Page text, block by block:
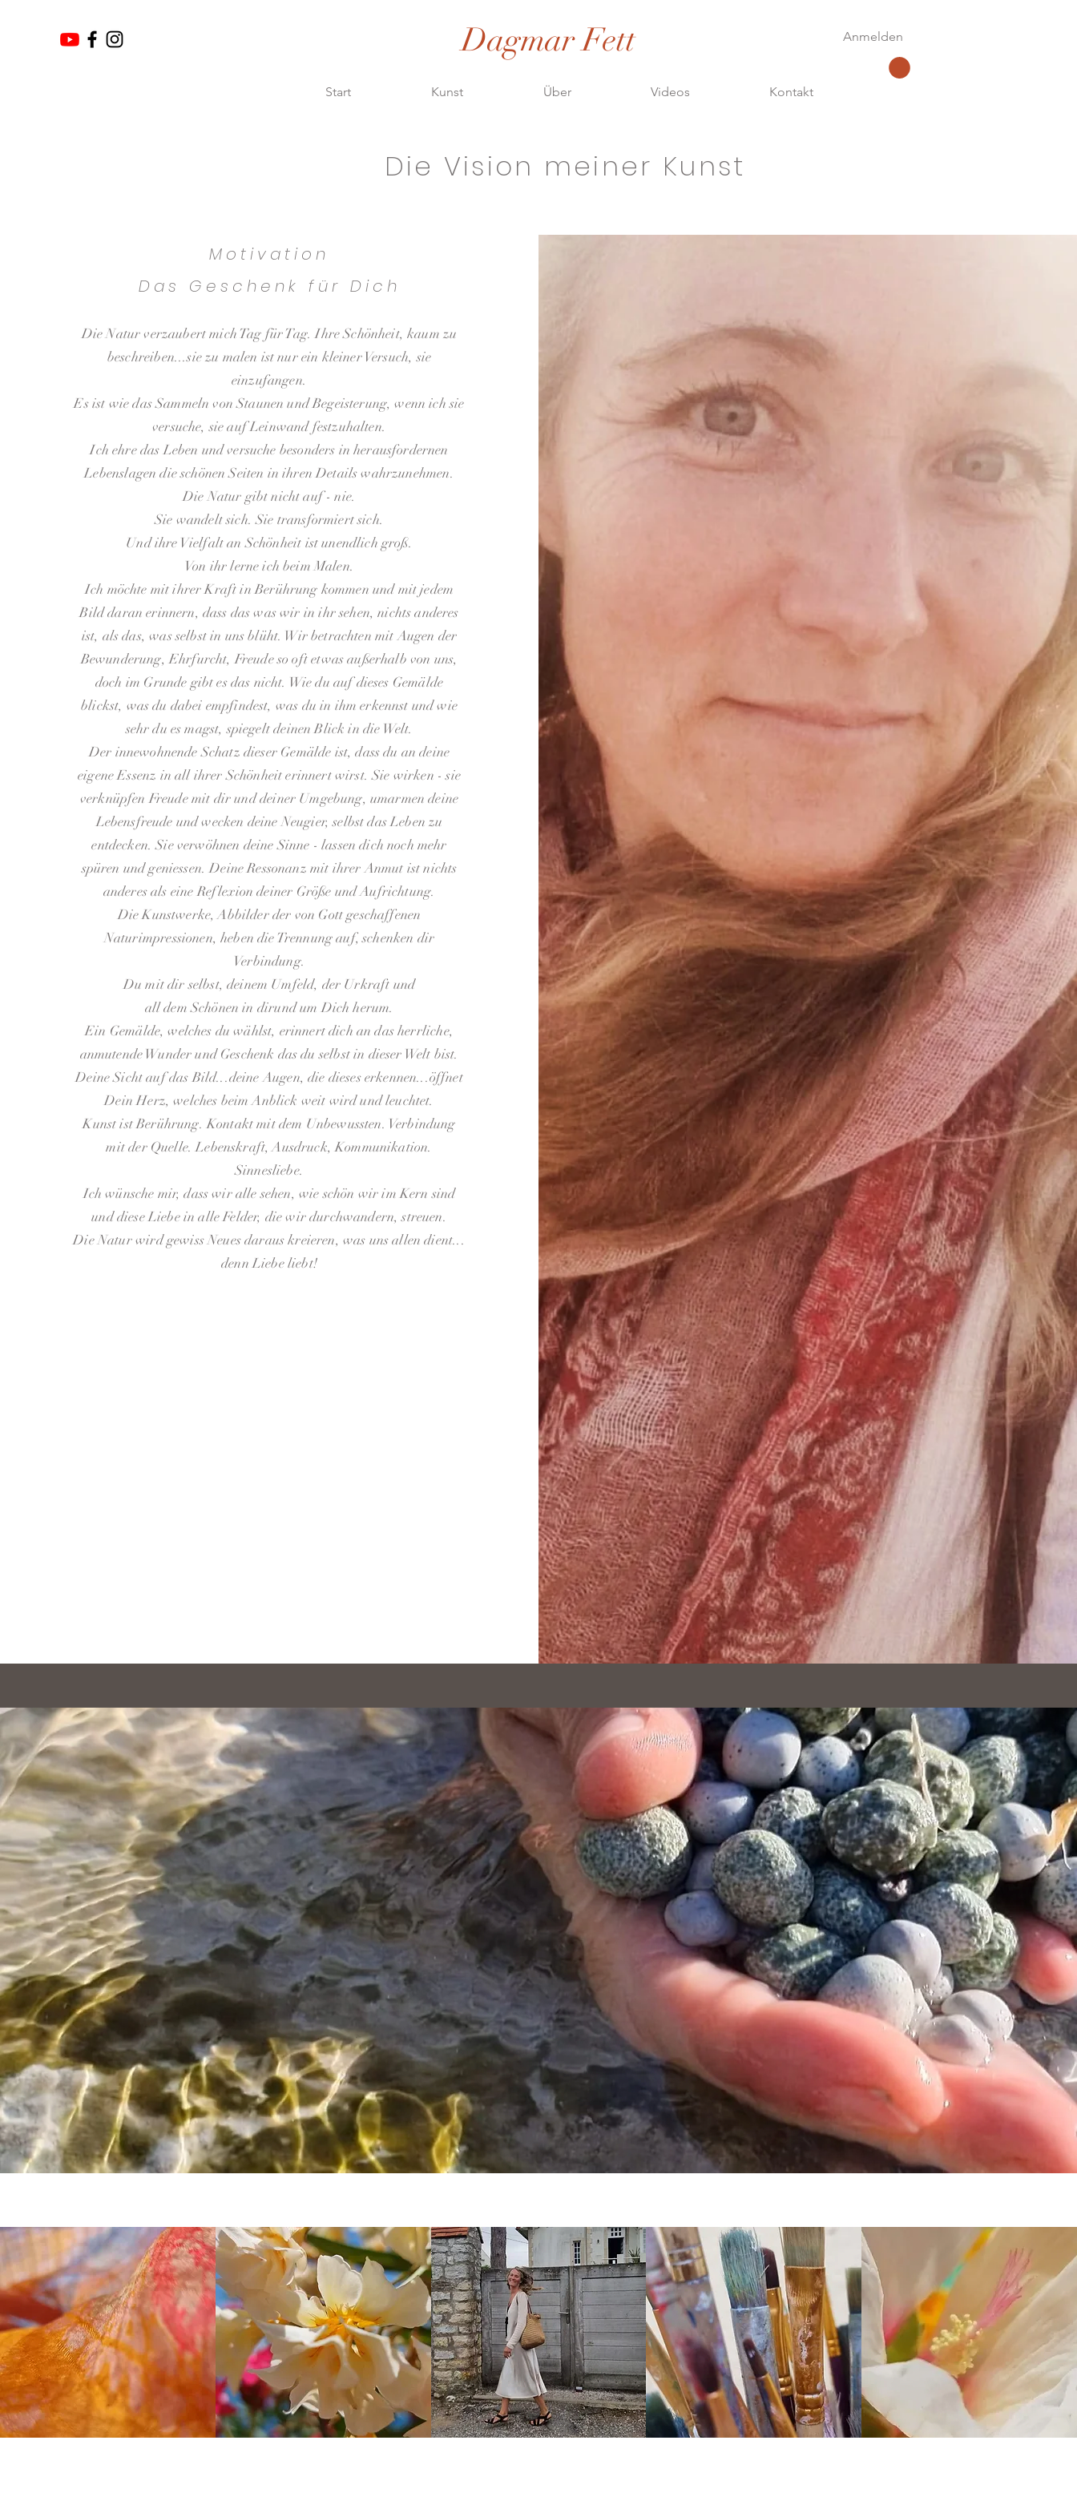
Dagmar Fett Anmelden
Start Kunst Über Videos Kontakt
Die Vision meiner Kunst
Motivation
Das Geschenk für Dich
Die Natur verzaubert mich Tag für Tag. Ihre Schönheit, kaum zu
beschreiben...sie zu malen ist nur ein kleiner Versuch, sie
einzufangen.
Es ist wie das Sammeln von Staunen und Begeisterung, wenn ich sie
versuche, sie auf Leinwand festzuhalten.
Ich ehre das Leben und versuche besonders in herausfordernen
Lebenslagen die schönen Seiten in ihren Details wahrzunehmen.
Die Natur gibt nicht auf - nie.
Sie wandelt sich. Sie transformiert sich.
Und ihre Vielfalt an Schönheit ist unendlich groß.
Von ihr lerne ich beim Malen.
Ich möchte mit ihrer Kraft in Berührung kommen und mit jedem
Bild daran erinnern, dass das was wir in ihr sehen, nichts anderes
ist, als das, was selbst in uns blüht. Wir betrachten mit Augen der
Bewunderung, Ehrfurcht, Freude so oft etwas außerhalb von uns,
doch im Grunde gibt es das nicht. Wie du auf dieses Gemälde
blickst, was du dabei empfindest, was du in ihm erkennst und wie
sehr du es magst, spiegelt deinen Blick in die Welt.
Der innewohnende Schatz dieser Gemälde ist, dass du an deine
eigene Essenz in all ihrer Schönheit erinnert wirst. Sie wirken - sie
verknüpfen Freude mit dir und deiner Umgebung, umarmen deine
Lebensfreude und wecken deine Neugier, selbst das Leben zu
entdecken. Sie verwöhnen deine Sinne - lassen dich noch mehr
spüren und geniessen. Deine Ressonanz mit ihrer Anmut ist nichts
anderes als eine Reflexion deiner Größe und Aufrichtung.
Die Kunstwerke, Abbilder der von Gott geschaffenen
Naturimpressionen, heben die Trennung auf, schenken dir
Verbindung.
Du mit dir selbst, deinem Umfeld, der Urkraft und
all dem Schönen in dirund um Dich herum.
Ein Gemälde, welches du wählst, erinnert dich an das herrliche,
anmutende Wunder und Geschenk das du selbst in dieser Welt bist.
Deine Sicht auf das Bild...deine Augen, die dieses erkennen...öffnet
Dein Herz, welches beim Anblick weit wird und leuchtet.
Kunst ist Berührung. Kontakt mit dem Unbewussten. Verbindung
mit der Quelle. Lebenskraft, Ausdruck, Kommunikation.
Sinnesliebe.
Ich wünsche mir, dass wir alle sehen, wie schön wir im Kern sind
und diese Liebe in alle Felder, die wir durchwandern, streuen.
Die Natur wird gewiss Neues daraus kreieren, was uns allen dient...
denn Liebe liebt!